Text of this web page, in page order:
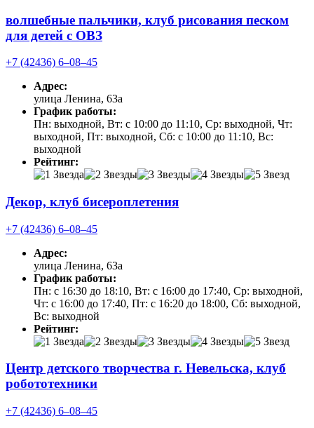
волшебные пальчики, клуб рисования песком
для детей с ОВЗ
+7 (42436) 6‒08‒45
Адрес:
улица Ленина, 63а
График работы:
Пн: выходной, Вт: с 10:00 до 11:10, Ср: выходной, Чт:
выходной, Пт: выходной, Сб: с 10:00 до 11:10, Вс:
выходной
Рейтинг:
Декор, клуб бисероплетения
+7 (42436) 6‒08‒45
Адрес:
улица Ленина, 63а
График работы:
Пн: с 16:30 до 18:10, Вт: с 16:00 до 17:40, Ср: выходной,
Чт: с 16:00 до 17:40, Пт: с 16:20 до 18:00, Сб: выходной,
Вс: выходной
Рейтинг:
Центр детского творчества г. Невельска, клуб
робототехники
+7 (42436) 6‒08‒45